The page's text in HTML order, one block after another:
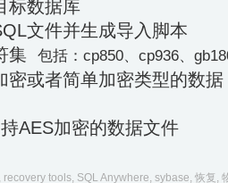
标数据库
文件并生成导入脚本
集 包括：cp850、cp936、
密或者简单加密类型的数据
AES加密的数据文件
recovery tools, SQL Anywhere, sybase, 恢复 ,